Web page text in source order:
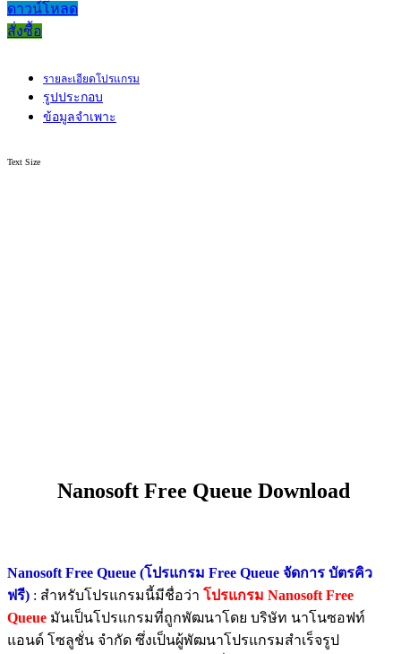
ดาวน์โหลด
สั่งซื้อ
รายละเอียดโปรแกรม
รูปประกอบ
ข้อมูลจำเพาะ
Text Size
Nanosoft Free Queue Download
Nanosoft Free Queue (โปรแกรม Free Queue จัดการ บัตรคิว
ฟรี) : สำหรับโปรแกรมนี้มีชื่อว่า โปรแกรม Nanosoft Free
Queue มันเป็นโปรแกรมที่ถูกพัฒนาโดย บริษัท นาโนซอฟท์
แอนด์ โซลูชั่น จำกัด ซึ่งเป็นผู้พัฒนาโปรแกรมสำเร็จรูป